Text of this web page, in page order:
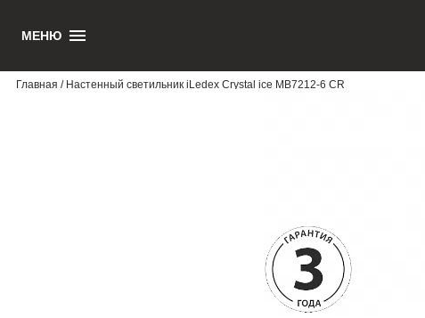
МЕНЮ
Главная / Настенный светильник iLedex Crystal ice MB7212-6 CR